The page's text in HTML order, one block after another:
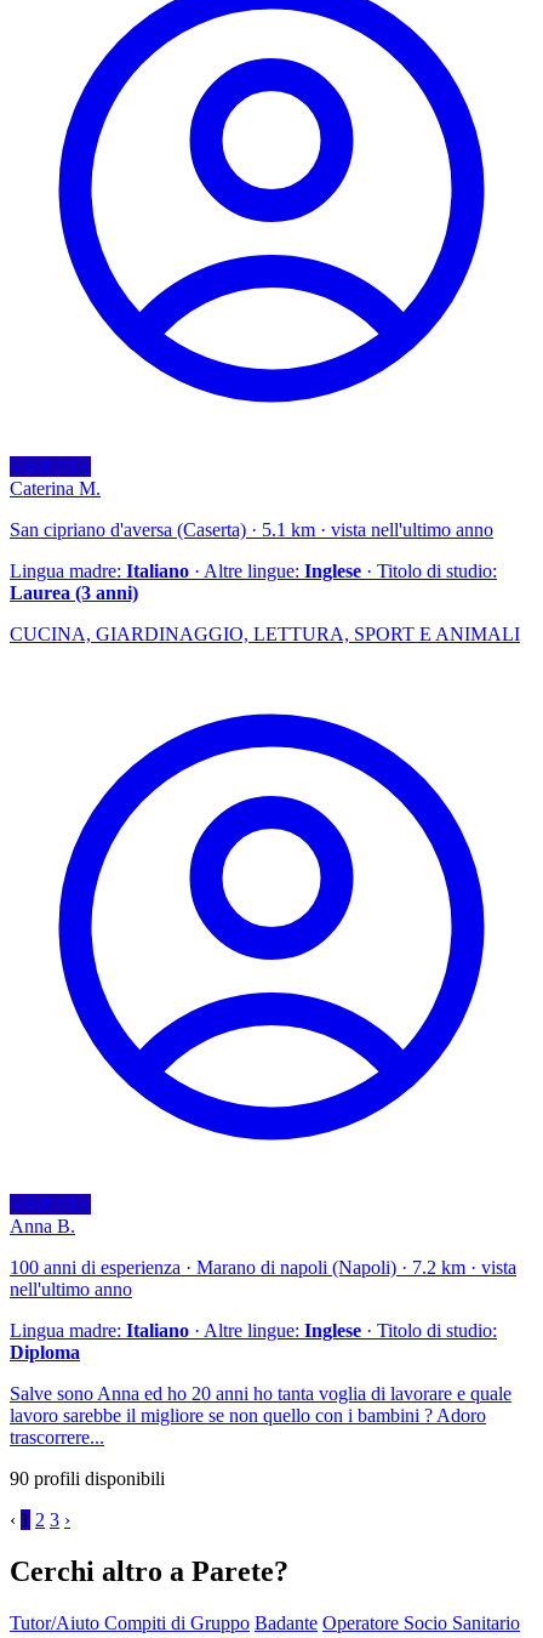
VISIONA
Caterina M.
San cipriano d'aversa (Caserta) · 5.1 km · vista nell'ultimo anno
Lingua madre: Italiano · Altre lingue: Inglese · Titolo di studio:
Laurea (3 anni)
CUCINA, GIARDINAGGIO, LETTURA, SPORT E ANIMALI
VISIONA
Anna B.
100 anni di esperienza · Marano di napoli (Napoli) · 7.2 km · vista
nell'ultimo anno
Lingua madre: Italiano · Altre lingue: Inglese · Titolo di studio:
Diploma
Salve sono Anna ed ho 20 anni ho tanta voglia di lavorare e quale
lavoro sarebbe il migliore se non quello con i bambini ? Adoro
trascorrere...
90 profili disponibili
‹ 1 2 3 ›
Cerchi altro a Parete?
Tutor/Aiuto Compiti di Gruppo Badante Operatore Socio Sanitario